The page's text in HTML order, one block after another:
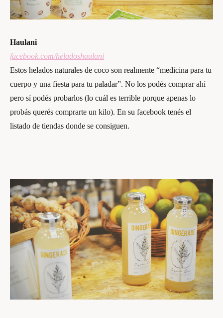
Haulani
facebook.com/heladoshaulani
Estos helados naturales de coco son realmente “medicina para tu
cuerpo y una fiesta para tu paladar”. No los podés comprar ahí
pero sí podés probarlos (lo cuál es terrible porque apenas lo
probás querés comprarte un kilo). En su facebook tenés el
listado de tiendas donde se consiguen.